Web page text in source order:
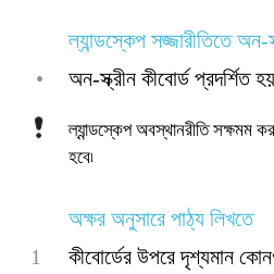
ল্যান্ডস্কেপ সজ্জারীতিতে অন-
•
অন-স্ক্রীন কীবোর্ড প্রদর্শিত
ল্যান্ডস্কেপ অবস্থানরীতি সক্ষমম
হবে৷
অক্ষর অনুসারে পাঠ্য লিখতে
1
কীবোর্ডের উপরে দৃশ্যমান